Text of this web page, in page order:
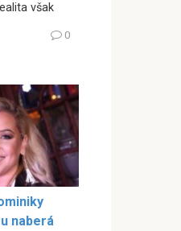
však
0
naberá